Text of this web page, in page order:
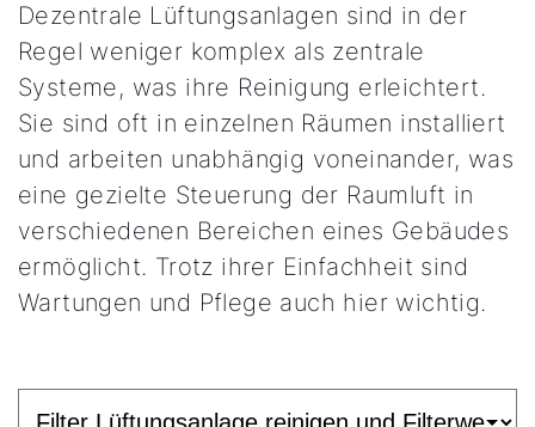
Dezentrale Lüftungsanlagen sind in der
Regel weniger komplex als zentrale
Systeme, was ihre Reinigung erleichtert.
Sie sind oft in einzelnen Räumen installiert
und arbeiten unabhängig voneinander, was
eine gezielte Steuerung der Raumluft in
verschiedenen Bereichen eines Gebäudes
ermöglicht. Trotz ihrer Einfachheit sind
Wartungen und Pflege auch hier wichtig.